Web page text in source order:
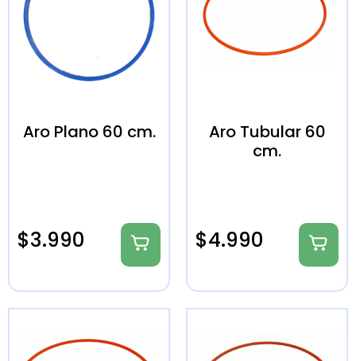
Aro Plano 60 cm.
$3.990
Aro Tubular 60
cm.
$4.990